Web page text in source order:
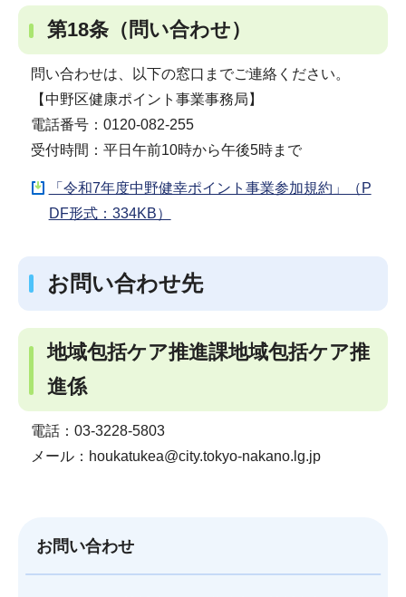
第18条（問い合わせ）
問い合わせは、以下の窓口までご連絡ください。
【中野区健康ポイント事業事務局】
電話番号：0120-082-255
受付時間：平日午前10時から午後5時まで
「令和7年度中野健幸ポイント事業参加規約」（P
DF形式：334KB）
お問い合わせ先
地域包括ケア推進課地域包括ケア推
進係
電話：03-3228-5803
メール：houkatukea@city.tokyo-nakano.lg.jp
お問い合わせ